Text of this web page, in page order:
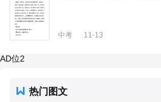
中考 11-13
AD位2
热门图文